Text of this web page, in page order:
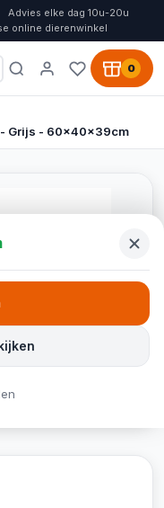
Advies elke dag 10u-20u
online dierenwinkel
0
- Grijs - 60x40x39cm